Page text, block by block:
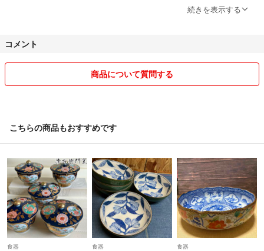
発送前に洗濯できるものは全て洗濯し、抜け毛の付着には細心の注意を
続きを表示する
コメント
商品について質問する
こちらの商品もおすすめです
食器 食器 食器